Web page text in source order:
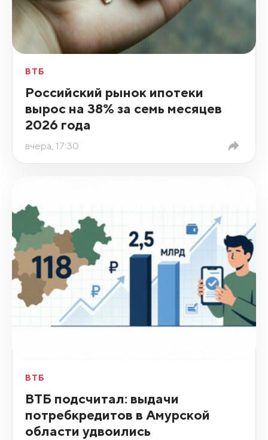
ВТБ
Российский рынок ипотеки
вырос на 38% за семь месяцев
2026 года
вчера, 17:30
ВТБ
ВТБ подсчитал: выдачи
потребкредитов в Амурской
области удвоились